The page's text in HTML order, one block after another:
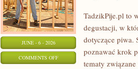
JUNE - 6 - 2026
COMMENTS OFFON
TadzikPije.pl to
degustacji, w
dotyczące piwa.
poznawać krok
tematy